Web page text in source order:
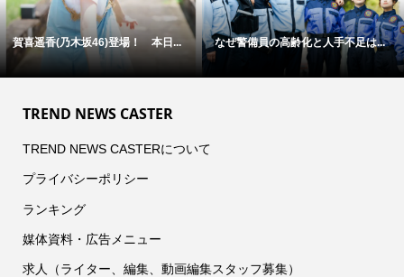
「病気」から「人」を診る医療へ
―...
F1全戦を2人で現地観戦、航空券
TREND NEWS CASTER
TREND NEWS CASTERについて
プライバシーポリシー
ランキング
媒体資料・広告メニュー
求人（ライター、編集、動画編集スタッフ募集）